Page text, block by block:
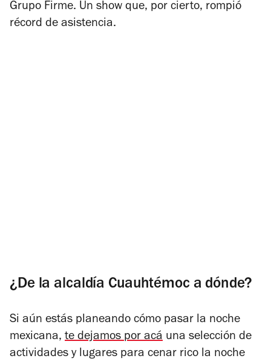
Grupo Firme. Un show que, por cierto, rompió
récord de asistencia.
¿De la alcaldía Cuauhtémoc a dónde?
Si aún estás planeando cómo pasar la noche
mexicana, te dejamos por acá una selección de
actividades y lugares para cenar rico la noche